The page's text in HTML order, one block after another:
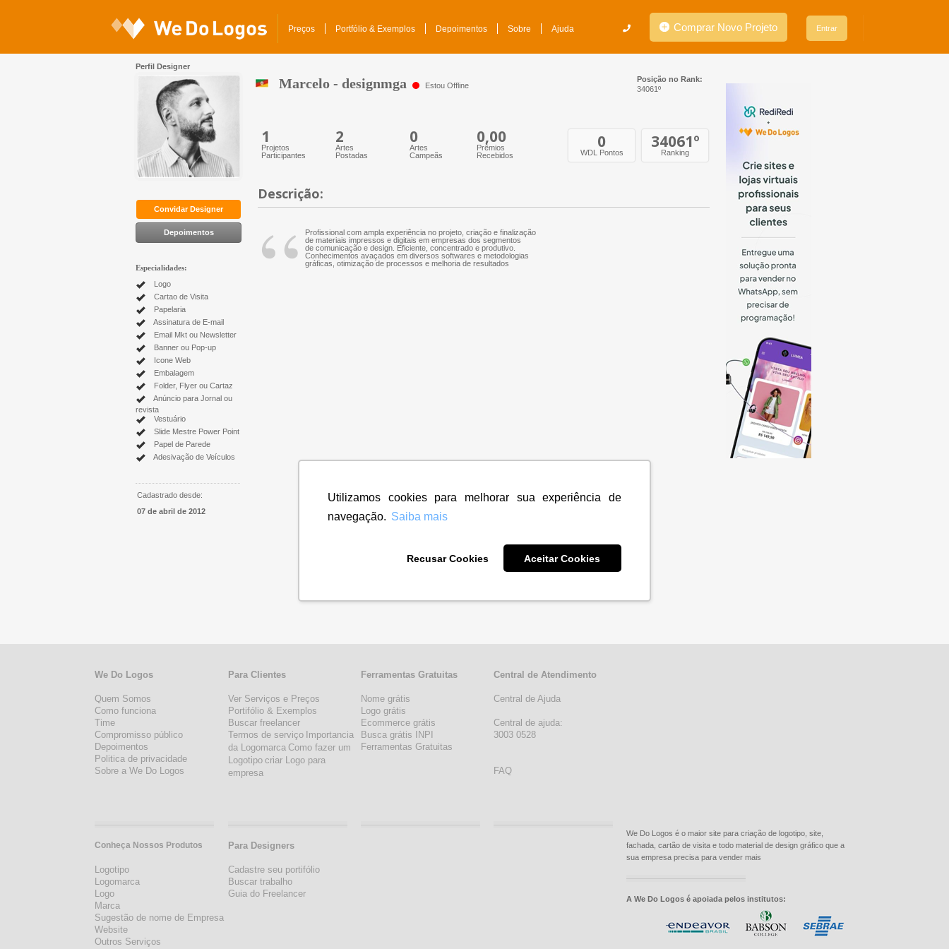
Utilizamos cookies para melhorar sua experiência de
navegação. Saiba mais
Recusar Cookies Aceitar Cookies
Preços Portfólio & Exemplos Depoimentos Sobre Ajuda Comprar Novo Projeto Entrar
Convidar Designer
Depoimentos
Especialidades:
Logo
Cartao de Visita
Papelaria
Assinatura de E-mail
Email Mkt ou Newsletter
Banner ou Pop-up
Icone Web
Embalagem
Folder, Flyer ou Cartaz
Anúncio para Jornal ou
revista
Vestuário
Slide Mestre Power Point
Papel de Parede
Adesivação de Veículos
Cadastrado desde:
07 de abril de 2012
Marcelo - designmga Estou Offline
Posição no Rank:
34061º
Perfil Designer
1
Projetos
Participantes
2
Artes
Postadas
0
Artes
Campeãs
0,00
Prêmios
Recebidos
0
WDL Pontos
34061º
Ranking
Descrição:
“
Profissional com ampla experiência no projeto, criação e finalização
de materiais impressos e digitais em empresas dos segmentos
de comunicação e design. Eficiente, concentrado e produtivo.
Conhecimentos avaçados em diversos softwares e metodologias
gráficas, otimização de processos e melhoria de resultados
We Do Logos
Quem Somos
Como funciona
Time
Compromisso público
Depoimentos
Politica de privacidade
Sobre a We Do Logos
Conheça Nossos Produtos
Logotipo
Logomarca
Logo
Marca
Sugestão de nome de Empresa
Website
Outros Serviços
Para Clientes
Ver Serviços e Preços
Portifólio & Exemplos
Buscar freelancer
Termos de serviço Importancia
da Logomarca Como fazer um
Logotipo criar Logo para
empresa
Para Designers
Cadastre seu portifólio
Buscar trabalho
Guia do Freelancer
Ferramentas Gratuitas
Nome grátis
Logo grátis
Ecommerce grátis
Busca grátis INPI
Ferramentas Gratuitas
Central de Atendimento
Central de Ajuda
Central de ajuda:
3003 0528
FAQ
We Do Logos é o maior site para criação de logotipo, site,
fachada, cartão de visita e todo material de design gráfico que a
sua empresa precisa para vender mais
A We Do Logos é apoiada pelos institutos: